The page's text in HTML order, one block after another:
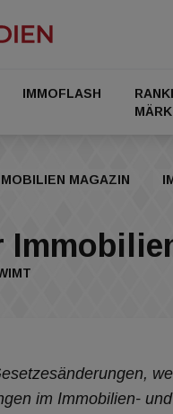
IMMOFLASH
MAGAZIN
im Immobilien-